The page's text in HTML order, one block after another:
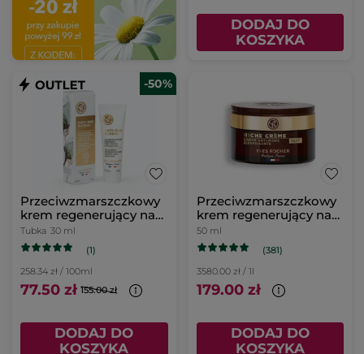
DODAJ DO
KOSZYKA
-50%
Przeciwzmarszczkowy
krem regenerujący na
dzień i na noc & maska
na noc
Tubka 30 ml
(1)
258.34 zł / 100ml
77.50 zł 155.00 zł
DODAJ DO
KOSZYKA
Przeciwzmarszczkowy
krem regenerujący na
noc
50 ml
(381)
3580.00 zł / 1l
179.00 zł
DODAJ DO
KOSZYKA